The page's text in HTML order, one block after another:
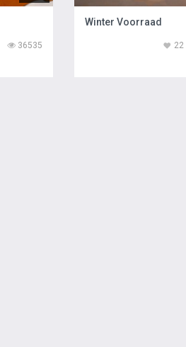
36535
Winter Voorraad
22